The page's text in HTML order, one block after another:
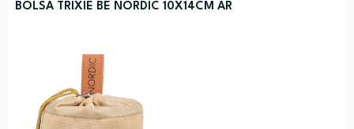
BOLSA TRIXIE BE NORDIC 10X14CM AR